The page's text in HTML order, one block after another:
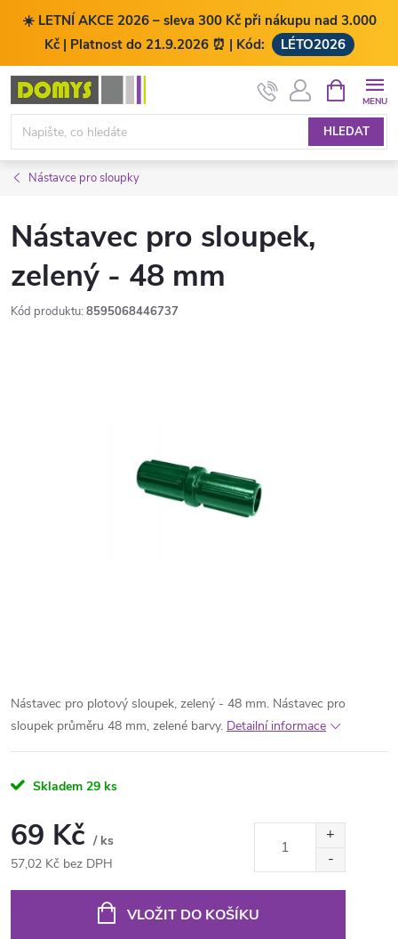
☀️ LETNÍ AKCE 2026 – sleva 300 Kč při nákupu nad 3.000
Kč | Platnost do 21.9.2026 ⏰ | Kód:
LÉTO2026
Přejít
obsah
HLEDAT
NÁKUPNÍ
KOŠÍK
Nástavce pro sloupky
Nástavec pro sloupek,
zelený - 48 mm
Kód produktu: 8595068446737
Nástavec pro plotový sloupek, zelený - 48 mm. Nástavec pro
sloupek průměru 48 mm, zelené barvy. Detailní informace
Skladem 29 ks
69 Kč / ks
57,02 Kč bez DPH
VLOŽIT DO KOŠÍKU